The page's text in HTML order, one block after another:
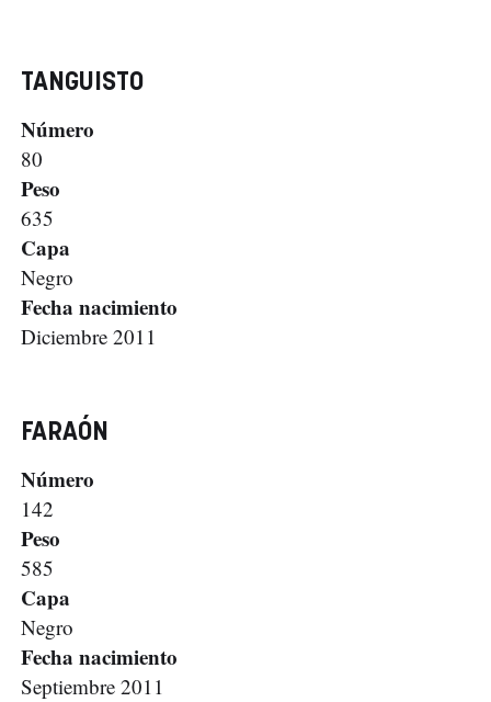
TANGUISTO
Número
80
Peso
635
Capa
Negro
Fecha nacimiento
Diciembre 2011
FARAÓN
Número
142
Peso
585
Capa
Negro
Fecha nacimiento
Septiembre 2011